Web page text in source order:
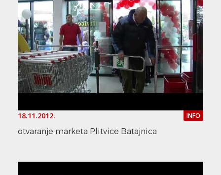
18.11.2012. INFO
otvaranje marketa Plitvice Batajnica